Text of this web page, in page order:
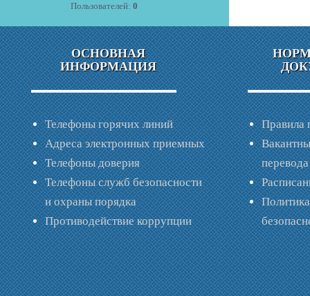
Пользователей: 0
ОСНОВНАЯ
ИНФОРМАЦИЯ
Телефоны горячих линий
Адреса электронных приемных
Телефоны доверия
Телефоны служб безопасности
и охраны порядка
Противодействие коррупции
Правила
перевода